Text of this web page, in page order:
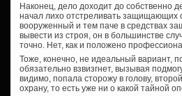
Наконец, дело доходит до собственно
начал лихо отстреливать защищающих
вооруженный и тем паче в средствах
вывести из строя, он в большинстве
точно. Нет, как и положено
Тоже, конечно, не идеальный вариант,
обязательно взвизгнет, вызывая
видимо, попала сторожу в голову,
охрану, то есть уже ни о какой тайной